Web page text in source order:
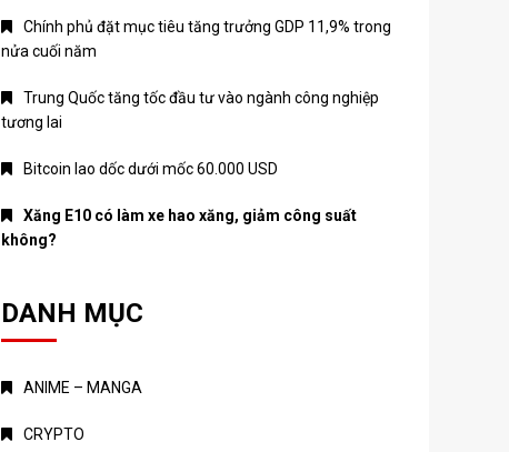
Chính phủ đặt mục tiêu tăng trưởng GDP 11,9% trong
nửa cuối năm
Trung Quốc tăng tốc đầu tư vào ngành công nghiệp
tương lai
Bitcoin lao dốc dưới mốc 60.000 USD
Xăng E10 có làm xe hao xăng, giảm công suất
không?
DANH MỤC
ANIME – MANGA
CRYPTO